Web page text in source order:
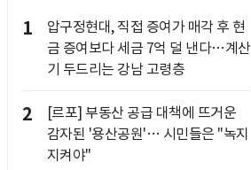
1
압구정현대, 직접 증여가 매각 후 현
금 증여보다 세금 7억 덜 낸다…계산
기 두드리는 강남 고령층
2
[르포] 부동산 공급 대책에 뜨거운
감자된 '용산공원'… 시민들은 "녹지
지켜야"